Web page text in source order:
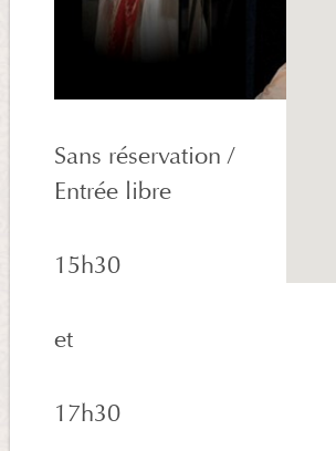
Sans réservation /
Entrée libre
15h30
et
17h30